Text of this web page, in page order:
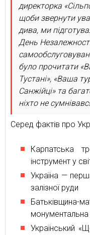
директорка
щоби звернути
дива, ми
День
було прочитати
Тустані», «Ваша
Санжійці» та
ніхто не
Серед фактів про
Карпатська
інструмент у
Україна —
залізної руди
монументальна
Український